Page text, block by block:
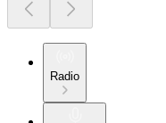
Radio